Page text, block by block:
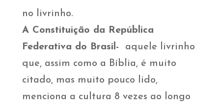
no livrinho.
A Constituição da República
Federativa do Brasil-
aquele livrinho
que, assim como a Bíblia, é muito
citado, mas muito pouco lido,
menciona a cultura 8 vezes ao longo